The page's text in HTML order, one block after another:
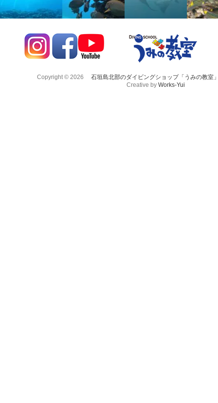
Copyright © 2026
石垣島北部のダイビングショップ「うみの教室
Creative by Works-Yui